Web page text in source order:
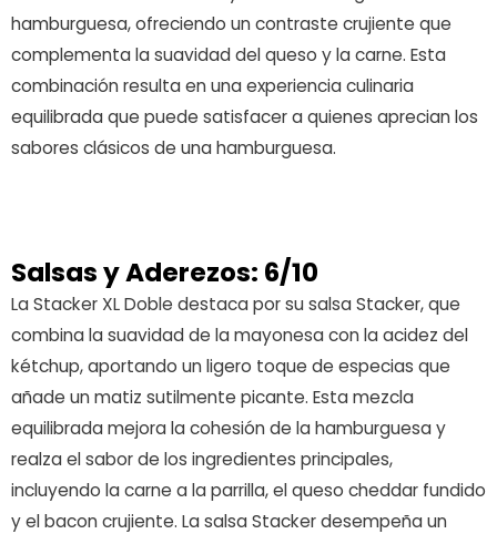
hamburguesa, ofreciendo un contraste crujiente que
complementa la suavidad del queso y la carne. Esta
combinación resulta en una experiencia culinaria
equilibrada que puede satisfacer a quienes aprecian los
sabores clásicos de una hamburguesa.
Salsas y Aderezos: 6/10
La Stacker XL Doble destaca por su salsa Stacker, que
combina la suavidad de la mayonesa con la acidez del
kétchup, aportando un ligero toque de especias que
añade un matiz sutilmente picante. Esta mezcla
equilibrada mejora la cohesión de la hamburguesa y
realza el sabor de los ingredientes principales,
incluyendo la carne a la parrilla, el queso cheddar fundido
y el bacon crujiente. La salsa Stacker desempeña un